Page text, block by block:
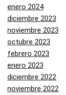
enero 2024
diciembre 2023
noviembre 2023
octubre 2023
febrero 2023
enero 2023
diciembre 2022
noviembre 2022